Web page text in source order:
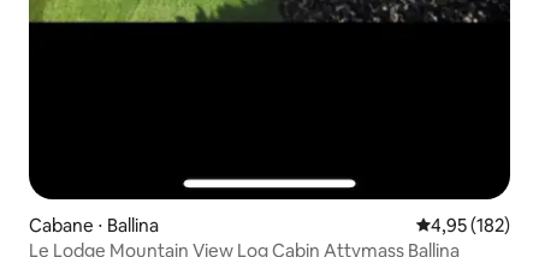
Cabane ⋅ Ballina Évaluation
4,95 (182)
Le Lodge Mountain View Log Cabin Attymass Ballina